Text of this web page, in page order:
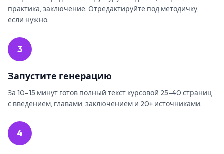
практика, заключение. Отредактируйте под методичку,
если нужно.
3
Запустите генерацию
За 10–15 минут готов полный текст курсовой 25–40 страниц
с введением, главами, заключением и 20+ источниками.
4